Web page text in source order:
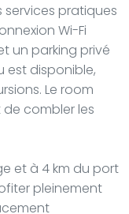
services pratiques
Wi-Fi
un parking privé
est disponible,
Le room
combler les
et à 4 km du port
pleinement